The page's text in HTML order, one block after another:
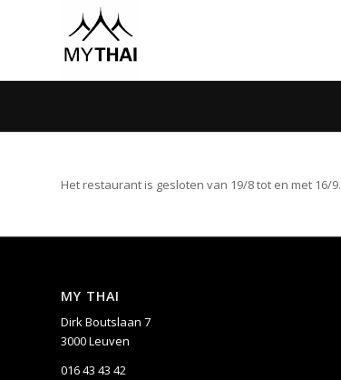
Het restaurant is gesloten van 19/8 tot en met 16/9.
MY THAI
Dirk Boutslaan 7
3000 Leuven
016 43 43 42